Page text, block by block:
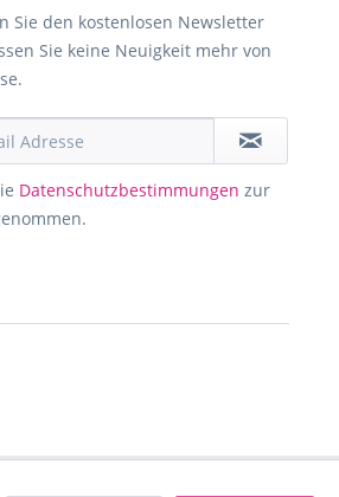
Sie den kostenlosen Newsletter
Sie keine Neuigkeit mehr von
Datenschutzbestimmungen zur